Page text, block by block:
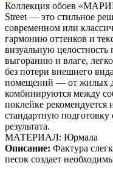
Коллекция обоев
Street — это стильное
современном или
гармонию оттенков и
визуальную целостность
выгоранию и влаге,
без потери внешнего
помещений — от жилых
комбинируются между
поклейке рекомендуется
стандартную подготовку
результата.
МАТЕРИАЛ: Юрмала
Описание: Фактура
песок создает